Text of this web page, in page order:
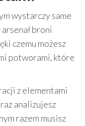
wystarczy same
broni
czemu możesz
potworami, które
z elementami
analizujesz
razem musisz